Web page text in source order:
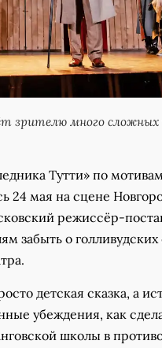
зрителю много сложных
Тутти» по
24 мая на сцене
режиссёр-
забыть о
детская сказка, а
убеждения, как
школы в